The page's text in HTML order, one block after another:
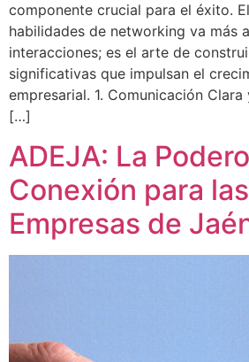
componente crucial para el éxito.
habilidades de networking va más
interacciones; es el arte de
significativas que impulsan el
empresarial. 1. Comunicación
[…]
ADEJA: La
Conexión para las
Empresas de